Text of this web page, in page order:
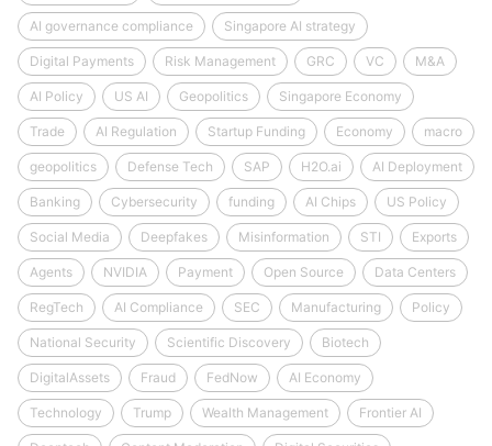
AI governance compliance Singapore AI strategy
Digital Payments Risk Management GRC VC M&A
AI Policy US AI Geopolitics Singapore Economy
Trade AI Regulation Startup Funding Economy macro
geopolitics Defense Tech SAP H2O.ai AI Deployment
Banking Cybersecurity funding AI Chips US Policy
Social Media Deepfakes Misinformation STI Exports
Agents NVIDIA Payment Open Source Data Centers
RegTech AI Compliance SEC Manufacturing Policy
National Security Scientific Discovery Biotech
DigitalAssets Fraud FedNow AI Economy
Technology Trump Wealth Management Frontier AI